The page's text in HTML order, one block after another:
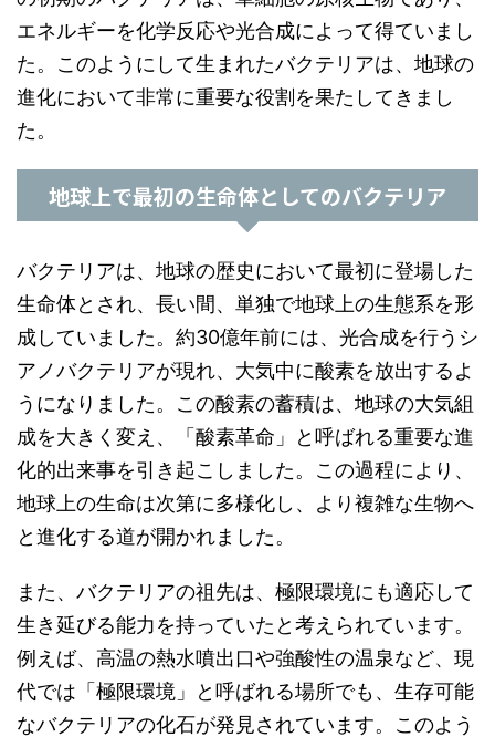
エネルギーを化学反応や光合成によって得ていまし
た。このようにして生まれたバクテリアは、地球の
進化において非常に重要な役割を果たしてきまし
た。
地球上で最初の生命体としてのバクテリア
バクテリアは、地球の歴史において最初に登場した
生命体とされ、長い間、単独で地球上の生態系を形
成していました。約30億年前には、光合成を行うシ
アノバクテリアが現れ、大気中に酸素を放出するよ
うになりました。この酸素の蓄積は、地球の大気組
成を大きく変え、「酸素革命」と呼ばれる重要な進
化的出来事を引き起こしました。この過程により、
地球上の生命は次第に多様化し、より複雑な生物へ
と進化する道が開かれました。
また、バクテリアの祖先は、極限環境にも適応して
生き延びる能力を持っていたと考えられています。
例えば、高温の熱水噴出口や強酸性の温泉など、現
代では「極限環境」と呼ばれる場所でも、生存可能
なバクテリアの化石が発見されています。このよう